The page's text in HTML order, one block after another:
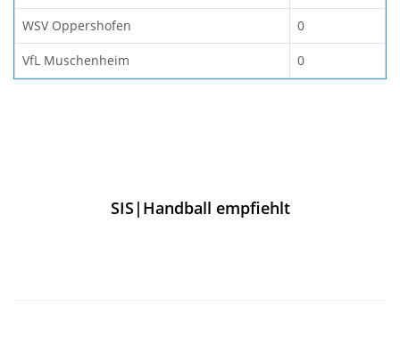
WSV Oppershofen 0
VfL Muschenheim 0
SIS|Handball empfiehlt